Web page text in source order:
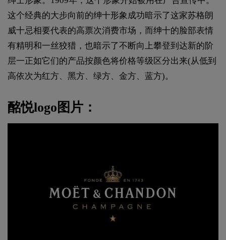
这个经典的大步向前的绅十形象成功暗示了这家苏格朗
威十忌相要代表的高票次消费市场，而绅十的脸部表情
有精明和一丝狡猎，也暗示了不断向上攀登到达新的阶
层一正如它们的产品按颜色将价格等级区分出来(从低到
高依次为红方、黑方、绿方、金方、蓝方)。
酩悦logo图片：